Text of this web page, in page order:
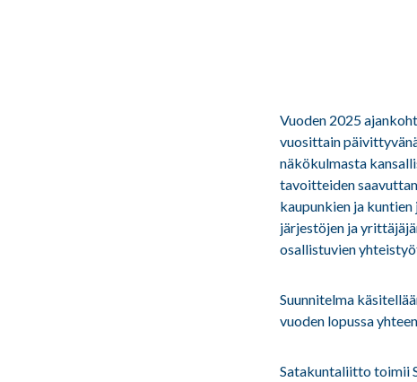
Vuoden 2025
vuosittain
näkökulmasta
tavoitteiden
kaupunkien ja
järjestöjen ja
osallistuvien
Suunnitelma
vuoden lopussa
Satakuntaliitto toimii